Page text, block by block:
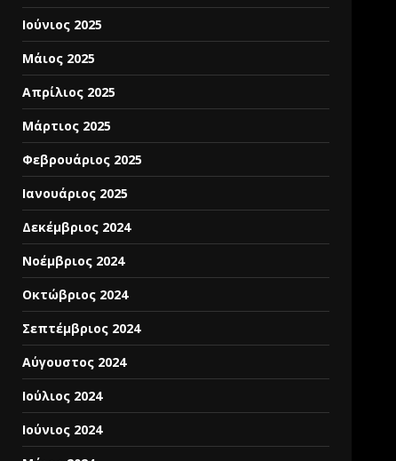
Ιούνιος 2025
Μάιος 2025
Απρίλιος 2025
Μάρτιος 2025
Φεβρουάριος 2025
Ιανουάριος 2025
Δεκέμβριος 2024
Νοέμβριος 2024
Οκτώβριος 2024
Σεπτέμβριος 2024
Αύγουστος 2024
Ιούλιος 2024
Ιούνιος 2024